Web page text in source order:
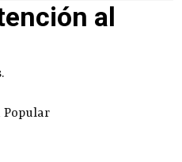
al
Popular